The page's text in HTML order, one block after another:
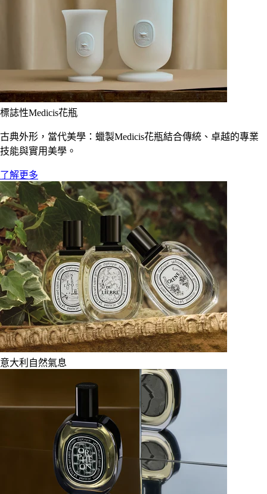
標誌性Medicis花瓶
古典外形，當代美學：蠟製Medicis花瓶結合傳統、卓越的專業
技能與實用美學。
了解更多
意大利自然氣息